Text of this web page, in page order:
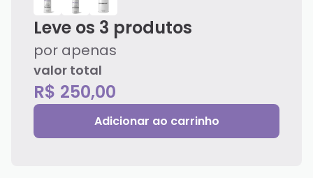
Leve os 3 produtos
por apenas
valor total
R$ 250,00
Adicionar ao carrinho